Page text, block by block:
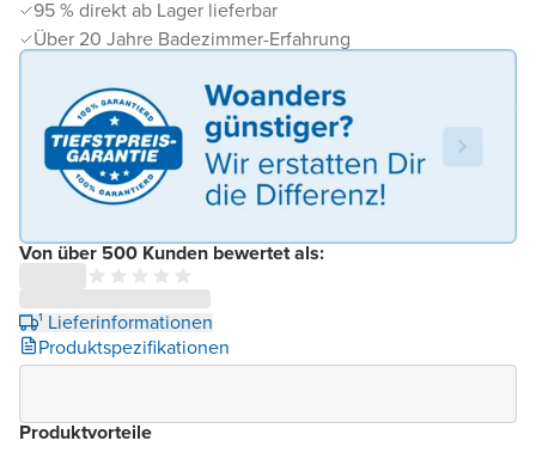
95 % direkt ab Lager lieferbar
Über 20 Jahre Badezimmer-Erfahrung
Von über 500 Kunden bewertet als:
¹ Lieferinformationen
Produktspezifikationen
Produktvorteile